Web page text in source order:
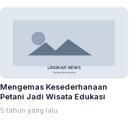
Mengemas Kesederhanaan
Petani Jadi Wisata Edukasi
5 tahun yang lalu